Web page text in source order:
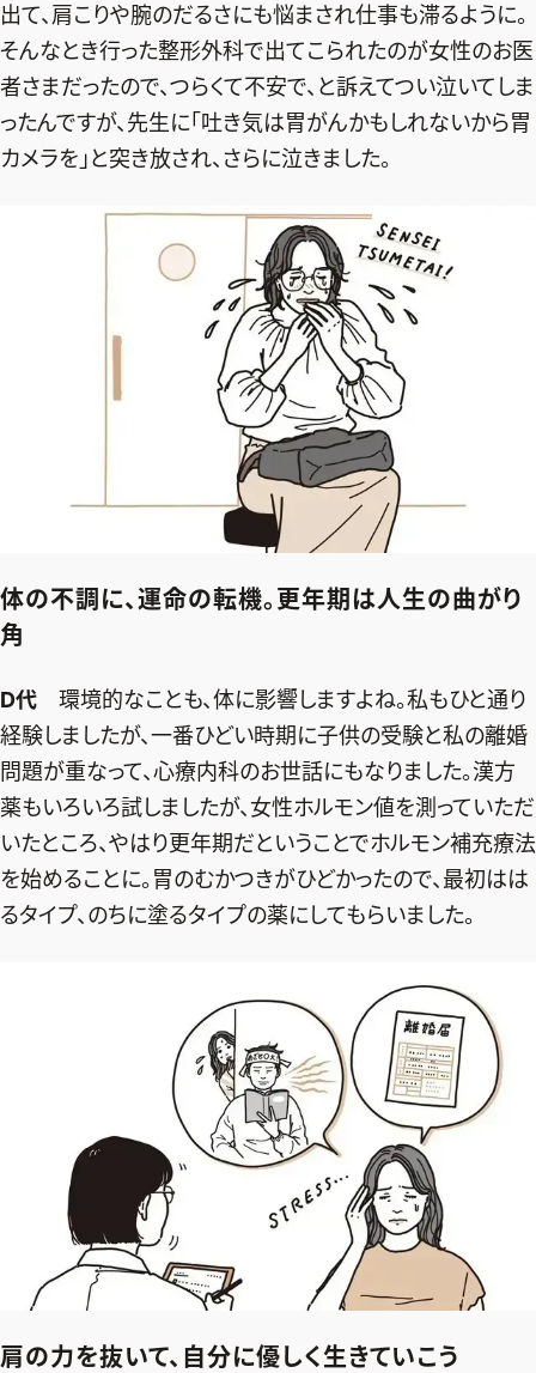
出て、肩こりや腕のだるさにも悩まされ仕事も滞るように。
そんなとき行った整形外科で出てこられたのが女性のお医
者さまだったので、つらくて不安で、と訴えてつい泣いてしま
ったんですが、先生に「吐き気は胃がんかもしれないから胃
カメラを」と突き放され、さらに泣きました。
体の不調に、運命の転機。更年期は人生の曲がり
角
D代 環境的なことも、体に影響しますよね。私もひと通り
経験しましたが、一番ひどい時期に子供の受験と私の離婚
問題が重なって、心療内科のお世話にもなりました。漢方
薬もいろいろ試しましたが、女性ホルモン値を測っていただ
いたところ、やはり更年期だということでホルモン補充療法
を始めることに。胃のむかつきがひどかったので、最初はは
るタイプ、のちに塗るタイプの薬にしてもらいました。
肩の力を抜いて、自分に優しく生きていこう